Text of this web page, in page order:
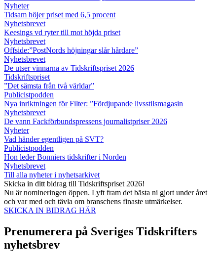
Nyheter
Tidsam höjer priset med 6,5 procent
Nyhetsbrevet
Keesings vd ryter till mot höjda priset
Nyhetsbrevet
Offside:”PostNords höjningar slår hårdare”
Nyhetsbrevet
De utser vinnarna av Tidskriftspriset 2026
Tidskriftspriset
”Det sämsta från två världar”
Publicistpodden
Nya inriktningen för Filter: ”Fördjupande livsstilsmagasin
Nyhetsbrevet
De vann Fackförbundspressens journalistpriser 2026
Nyheter
Vad händer egentligen på SVT?
Publicistpodden
Hon leder Bonniers tidskrifter i Norden
Nyhetsbrevet
Till alla nyheter i nyhetsarkivet
Skicka in ditt bidrag till Tidskriftspriset 2026!
Nu är nomineringen öppen. Lyft fram det bästa ni gjort under året
och var med och tävla om branschens finaste utmärkelser.
SKICKA IN BIDRAG HÄR
Prenumerera på Sveriges Tidskrifters
nyhetsbrev